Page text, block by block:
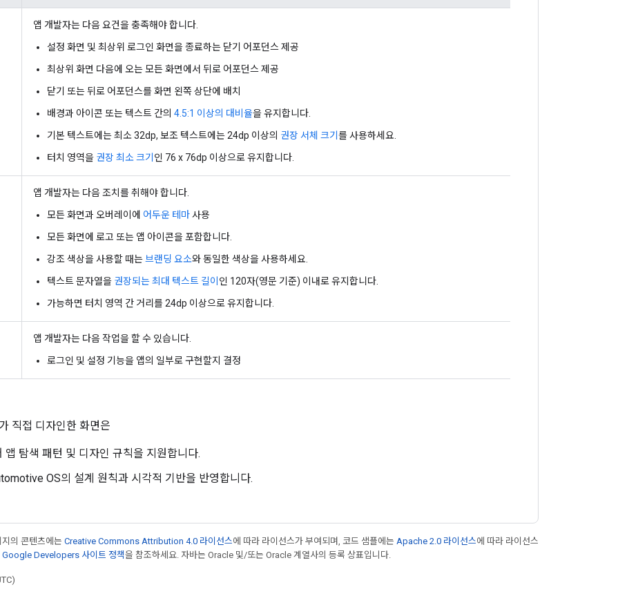
앱 개발자는 다음 요건을 충족해야 합니다.
설정 화면 및 최상위 로그인 화면을 종료하는 닫기 어포던스 제공
최상위 화면 다음에 오는 모든 화면에서 뒤로 어포던스 제공
닫기 또는 뒤로 어포던스를 화면 왼쪽 상단에 배치
배경과 아이콘 또는 텍스트 간의 4.5:1 이상의 대비율을 유지합니다.
기본 텍스트에는 최소 32dp, 보조 텍스트에는 24dp 이상의 권장 서체 크기 를 사용하세요.
터치 영역을 권장 최소 크기 인 76 x 76dp 이상으로 유지합니다.
앱 개발자는 다음 조치를 취해야 합니다.
모든 화면과 오버레이에 어두운 테마사용
모든 화면에 로고 또는 앱 아이콘을 포함합니다.
강조 색상을 사용할 때는브랜딩 요소와 동일한 색상을 사용하세요.
텍스트 문자열을 권장되는 최대 텍스트 길이 인 120자(영문 기준) 이내로 유지합니다.
가능하면 터치 영역 간 거리를 24dp 이상으로 유지합니다.
앱 개발자는 다음 작업을 할 수 있습니다.
로그인 및 설정 기능을 앱의 일부로 구현할지 결정
직접 디자인한 화면은
앱 탐색 패턴 및 디자인 규칙을 지원합니다.
OS의 설계 원칙과 시각적 기반을 반영합니다.
의 콘텐츠에는 Creative Commons Attribution 4.0 라이선스에 따라 라이선스가 부여되며, 코드 샘플에는 Apache 2.0 라이선스에 따라 라이선스
Google Developers 사이트 정책을 참조하세요. 자바는 Oracle 및/또는 Oracle 계열사의 등록 상표입니다.